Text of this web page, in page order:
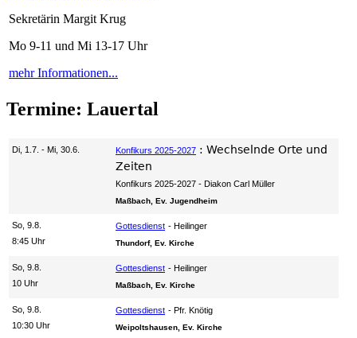
Sekretärin Margit Krug
Mo 9-11 und Mi 13-17 Uhr
mehr Informationen...
Termine: Lauertal
Di, 1.7. - Mi, 30.6. Konfikurs 2025-2027 : Wechselnde Orte und
Zeiten
Konfikurs 2025-2027 Diakon Carl Müller
Maßbach, Ev. Jugendheim
So, 9.8.
8:45 Uhr
Gottesdienst Heilinger
Thundorf, Ev. Kirche
So, 9.8.
10 Uhr
Gottesdienst Heilinger
Maßbach, Ev. Kirche
So, 9.8.
10:30 Uhr
Gottesdienst Pfr. Knötig
Weipoltshausen, Ev. Kirche